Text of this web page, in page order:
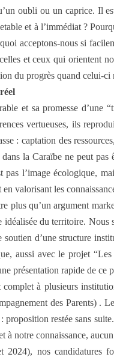
oubli ou un caprice. Il
et à l’immédiat ?
acceptons-nous si
et ceux qui orientent
du progrès quand celui-ci
et sa promesse
vertueuses, ils
: captation des
la Caraïbe ne peut
pas l’image écologique,
valorisant les
plus qu’un argument
du territoire.
soutien d’une structure
aussi avec le projet
présentation rapide de ce
complet à plusieurs
des Parents)
restée sans
à notre connaissance,
2024), nos candidatures